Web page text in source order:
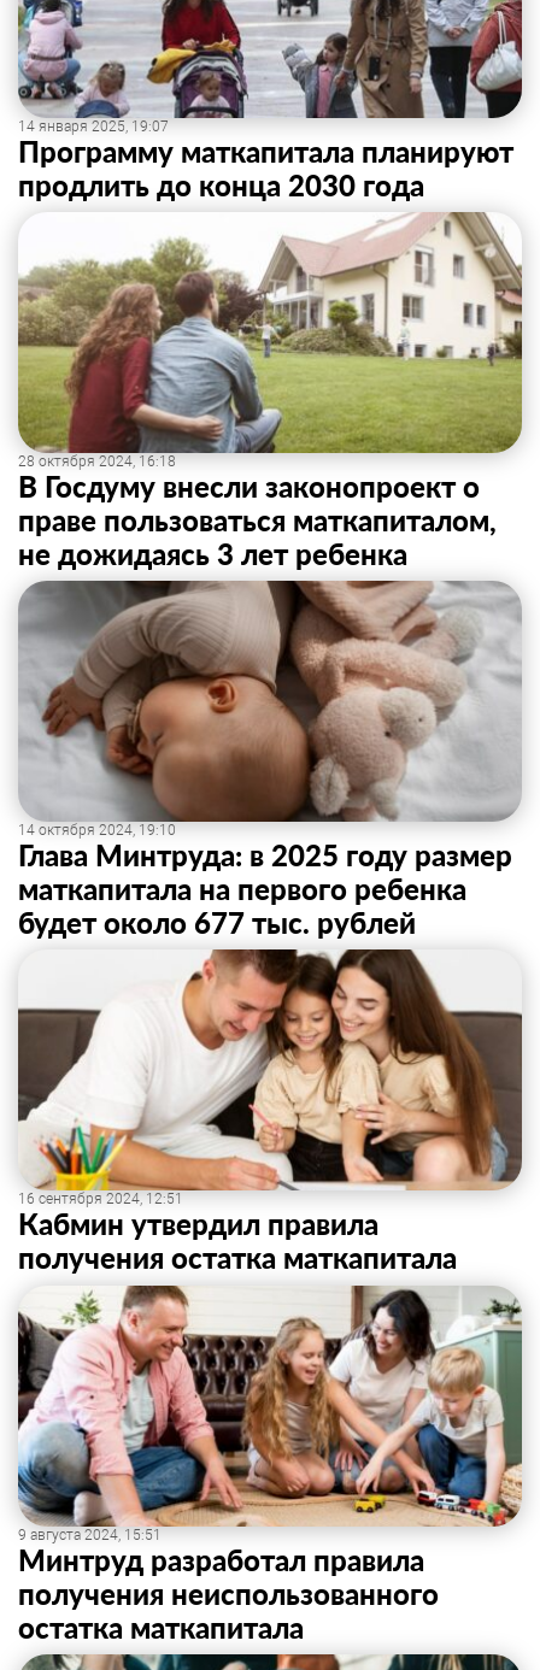
14 января 2025, 19:07
Программу маткапитала планируют
продлить до конца 2030 года
28 октября 2024, 16:18
В Госдуму внесли законопроект о
праве пользоваться маткапиталом,
не дожидаясь 3 лет ребенка
14 октября 2024, 19:10
Глава Минтруда: в 2025 году размер
маткапитала на первого ребенка
будет около 677 тыс. рублей
16 сентября 2024, 12:51
Кабмин утвердил правила
получения остатка маткапитала
9 августа 2024, 15:51
Минтруд разработал правила
получения неиспользованного
остатка маткапитала